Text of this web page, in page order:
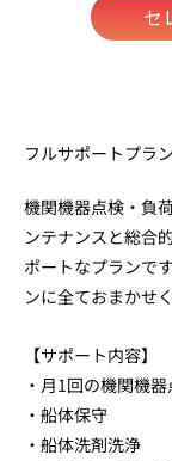
セ
フルサポートプラン
機関機器点検・負
ンテナンスと総合
ポートなプランで
ンに全ておまかせ
【サポート内容】
・月1回の機関機
・船体保守
・船体洗剤洗浄